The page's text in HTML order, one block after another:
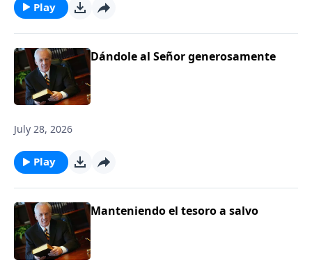
Play
Dándole al Señor generosamente
July 28, 2026
Play
Manteniendo el tesoro a salvo